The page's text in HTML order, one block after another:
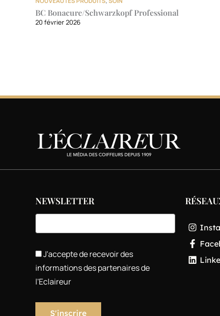
BC Bonacure/Schwarzkopf Professional
20 février 2026
NEWSLETTER
J'accepte de recevoir des
informations des partenaires de
l'Eclaireur